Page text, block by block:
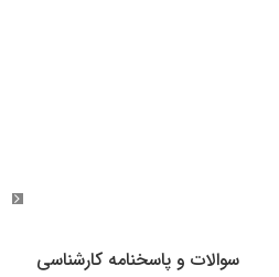
سوالات و پاسخنامه کارشناسی